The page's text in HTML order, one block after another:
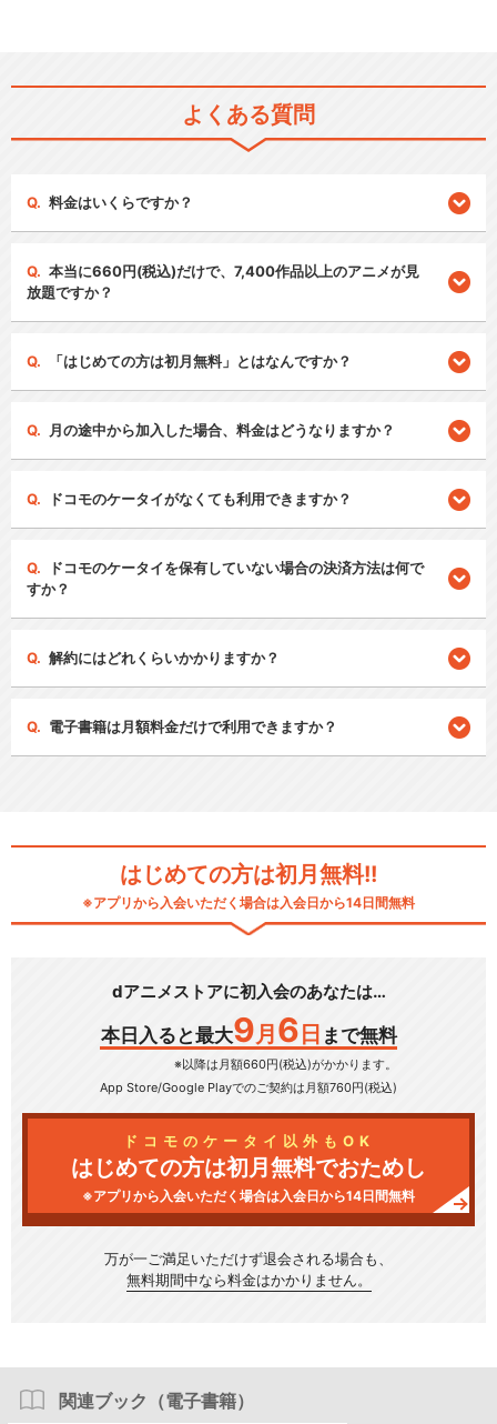
よくある質問
料金はいくらですか？
本当に660円(税込)だけで、7,400作品以上のアニメが見
放題ですか？
「はじめての方は初月無料」とはなんですか？
月の途中から加入した場合、料金はどうなりますか？
ドコモのケータイがなくても利用できますか？
ドコモのケータイを保有していない場合の決済方法は何で
すか？
解約にはどれくらいかかりますか？
電子書籍は月額料金だけで利用できますか？
はじめての方は初月無料!!
※アプリから入会いただく場合は入会日から14日間無料
dアニメストアに初入会のあなたは…
本日入ると最大9 月 6 日 まで無料
※以降は月額660円(税込)がかかります。
App Store/Google Playでのご契約は月額760円(税込)
ドコモのケータイ以外もOK
はじめての方は初月無料でおためし
※アプリから入会いただく場合は入会日から14日間無料
万が一ご満足いただけず退会される場合も、
無料期間中なら料金はかかりません。
関連ブック（電子書籍）